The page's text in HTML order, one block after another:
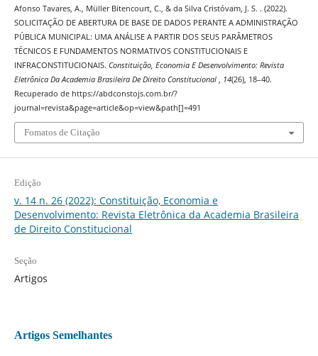
Afonso Tavares, A., Müller Bitencourt, C., & da Silva Cristóvam, J. S. . (2022).
SOLICITAÇÃO DE ABERTURA DE BASE DE DADOS PERANTE A ADMINISTRAÇÃO
PÚBLICA MUNICIPAL: UMA ANÁLISE A PARTIR DOS SEUS PARÂMETROS
TÉCNICOS E FUNDAMENTOS NORMATIVOS CONSTITUCIONAIS E
INFRACONSTITUCIONAIS. Constituição, Economia E Desenvolvimento: Revista
Eletrônica Da Academia Brasileira De Direito Constitucional
14(26), 18–40.
Recuperado de https://abdconstojs.com.br/?
journal=revista&page=article&op=view&path[]=491
Fomatos de Citação
Edição
v. 14 n. 26 (2022): Constituição, Economia e
Desenvolvimento: Revista Eletrônica da Academia Brasileira
de Direito Constitucional
Seção
Artigos
Artigos Semelhantes